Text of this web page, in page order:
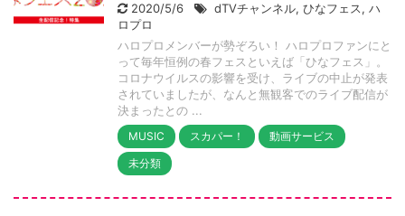
2020/5/6 dTVチャンネル, ひなフェス, ハ
ロプロ
ハロプロメンバーが勢ぞろい！ ハロプロファンにと
って毎年恒例の春フェスといえば「ひなフェス」。
コロナウイルスの影響を受け、ライブの中止が発表
されていましたが、なんと無観客でのライブ配信が
決まったとの ...
MUSIC スカパー！
動画サービス
未分類